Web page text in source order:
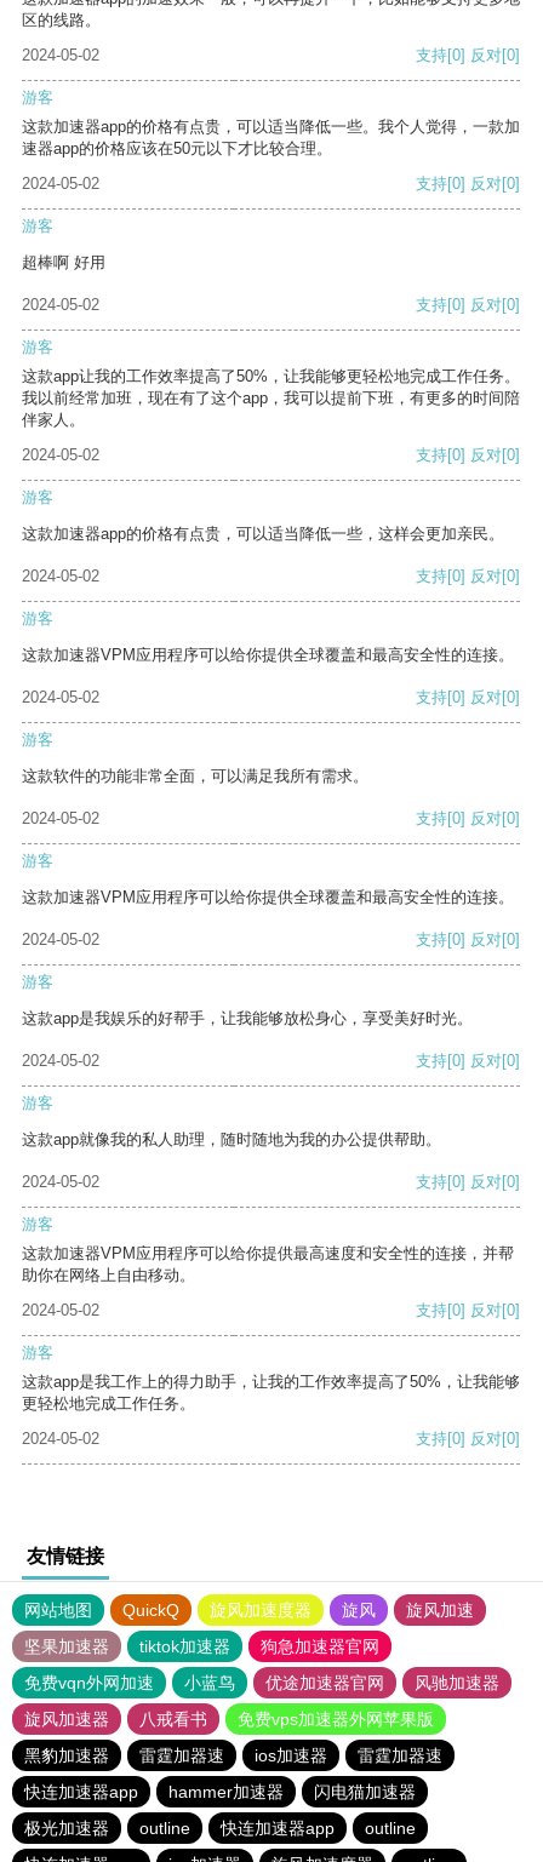
区的线路。
2024-05-02
支持[0] 反对[0]
游客
这款加速器app的价格有点贵，可以适当降低一些。我个人觉得，一款加
速器app的价格应该在50元以下才比较合理。
2024-05-02
支持[0] 反对[0]
游客
超棒啊 好用
2024-05-02 支持[0] 反对[0]
游客
这款app让我的工作效率提高了50%，让我能够更轻松地完成工作任务。
我以前经常加班，现在有了这个app，我可以提前下班，有更多的时间陪
伴家人。
2024-05-02
支持[0] 反对[0]
游客
这款加速器app的价格有点贵，可以适当降低一些，这样会更加亲民。
2024-05-02 支持[0] 反对[0]
游客
这款加速器VPM应用程序可以给你提供全球覆盖和最高安全性的连接。
2024-05-02 支持[0] 反对[0]
游客
这款软件的功能非常全面，可以满足我所有需求。
2024-05-02 支持[0] 反对[0]
游客
这款加速器VPM应用程序可以给你提供全球覆盖和最高安全性的连接。
2024-05-02 支持[0] 反对[0]
游客
这款app是我娱乐的好帮手，让我能够放松身心，享受美好时光。
2024-05-02 支持[0] 反对[0]
游客
这款app就像我的私人助理，随时随地为我的办公提供帮助。
2024-05-02 支持[0] 反对[0]
游客
这款加速器VPM应用程序可以给你提供最高速度和安全性的连接，并帮
助你在网络上自由移动。
2024-05-02
支持[0] 反对[0]
游客
这款app是我工作上的得力助手，让我的工作效率提高了50%，让我能够
更轻松地完成工作任务。
2024-05-02
支持[0] 反对[0]
友情链接
网站地图 QuickQ 旋风加速度器 旋风
旋风加速
坚果加速器
tiktok加速器
狗急加速器官网
免费vqn外网加速
小蓝鸟 优途加速器官网
风驰加速器
旋风加速器
八戒看书
免费vps加速器外网苹果版
黑豹加速器
雷霆加器速 ios加速器
雷霆加器速
快连加速器app
hammer加速器
闪电猫加速器
极光加速器
outline 快连加速器app
outline